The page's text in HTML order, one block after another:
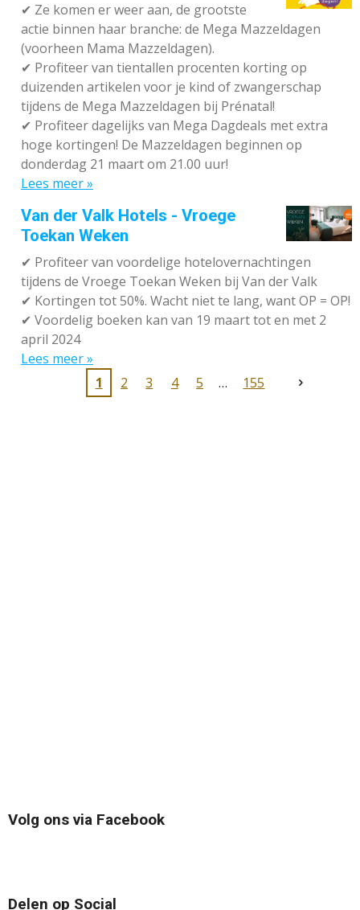
✔ Ze komen er weer aan, de grootste
actie binnen haar branche: de Mega Mazzeldagen
(voorheen Mama Mazzeldagen).
✔ Profiteer van tientallen procenten korting op
duizenden artikelen voor je kind of zwangerschap
tijdens de Mega Mazzeldagen bij Prénatal!
✔ Profiteer dagelijks van Mega Dagdeals met extra
hoge kortingen! De Mazzeldagen beginnen op
donderdag 21 maart om 21.00 uur!
Lees meer »
Van der Valk Hotels - Vroege
Toekan Weken
✔ Profiteer van voordelige hotelovernachtingen
tijdens de Vroege Toekan Weken bij Van der Valk
✔ Kortingen tot 50%. Wacht niet te lang, want OP = OP!
✔ Voordelig boeken kan van 19 maart tot en met 2
april 2024
Lees meer »
1
2 3 4 5 155
Volg ons via Facebook
Delen op Social